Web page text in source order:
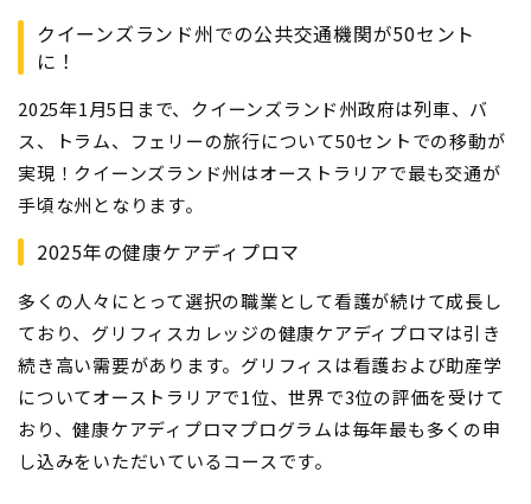
クイーンズランド州での公共交通機関が50セント
に！
2025年1月5日まで、クイーンズランド州政府は列車、バ
ス、トラム、フェリーの旅行について50セントでの移動が
実現！クイーンズランド州はオーストラリアで最も交通が
手頃な州となります。
2025年の健康ケアディプロマ
多くの人々にとって選択の職業として看護が続けて成長し
ており、グリフィスカレッジの健康ケアディプロマは引き
続き高い需要があります。グリフィスは看護および助産学
についてオーストラリアで1位、世界で3位の評価を受けて
おり、健康ケアディプロマプログラムは毎年最も多くの申
し込みをいただいているコースです。